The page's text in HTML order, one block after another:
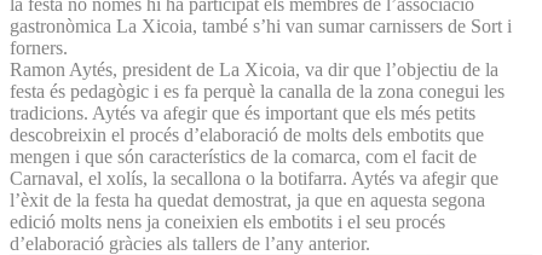
gastronòmica La Xicoia, també s’hi van sumar carnissers de Sort i
forners.
Ramon Aytés, president de La Xicoia, va dir que l’objectiu de la
festa és pedagògic i es fa perquè la canalla de la zona conegui les
tradicions. Aytés va afegir que és important que els més petits
descobreixin el procés d’elaboració de molts dels embotits que
mengen i que són característics de la comarca, com el facit de
Carnaval, el xolís, la secallona o la botifarra. Aytés va afegir que
l’èxit de la festa ha quedat demostrat, ja que en aquesta segona
edició molts nens ja coneixien els embotits i el seu procés
d’elaboració gràcies als tallers de l’any anterior.